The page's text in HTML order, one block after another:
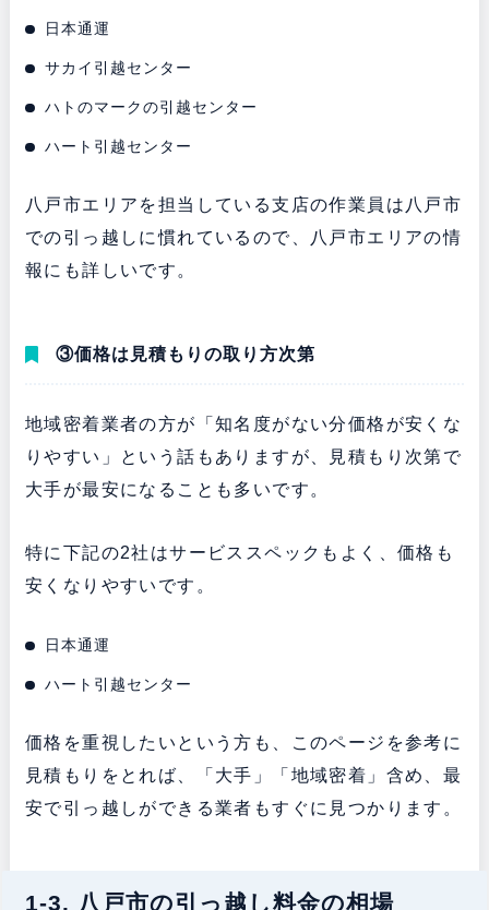
日本通運
サカイ引越センター
ハトのマークの引越センター
ハート引越センター
八戸市エリアを担当している支店の作業員は八戸市
での引っ越しに慣れているので、八戸市エリアの情
報にも詳しいです。
③価格は見積もりの取り方次第
地域密着業者の方が「知名度がない分価格が安くな
りやすい」という話もありますが、見積もり次第で
大手が最安になることも多いです。
特に下記の2社はサービススペックもよく、価格も
安くなりやすいです。
日本通運
ハート引越センター
価格を重視したいという方も、このページを参考に
見積もりをとれば、「大手」「地域密着」含め、最
安で引っ越しができる業者もすぐに見つかります。
1-3. 八戸市の引っ越し料金の相場